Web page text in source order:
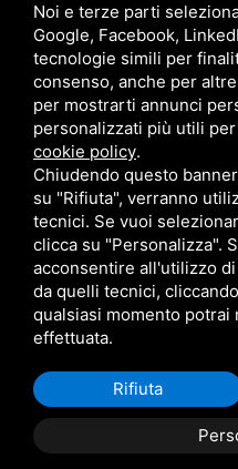
Noi e terze parti
Google, Facebook,
tecnologie simili per
consenso, anche per
per mostrarti annunci
personalizzati più utili
cookie policy.
Chiudendo questo
su "Rifiuta", verranno
tecnici. Se vuoi
clicca su "Personalizza".
acconsentire all'utilizzo
da quelli tecnici,
qualsiasi momento potrai
effettuata.
Rifiuta
ORARI
Lun/Ven
Sabato
Domenica
FAF FALEGNAMERIA
FCCLCU74C12C980Q -SITEMAP
RECAPTCHA V3,